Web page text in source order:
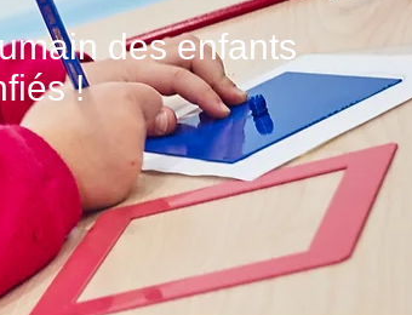
des enfants
!